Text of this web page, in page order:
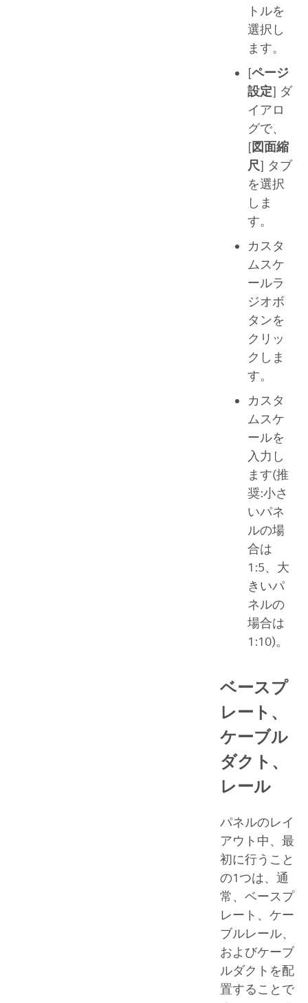
トルを
選択し
ます。
[ページ
設定] ダ
イアロ
グで、
[図面縮
尺] タブ
を選択
しま
す。
カスタ
ムスケ
ールラ
ジオボ
タンを
クリッ
クしま
す。
カスタ
ムスケ
ールを
入力し
ます(推
奨:小さ
いパネ
ルの場
合は
1:5、大
きいパ
ネルの
場合は
1:10)。
ベースプ
レート、
ケーブル
ダクト、
レール
パネルのレイ
アウト中、最
初に行うこと
の1つは、通
常、ベースプ
レート、ケー
ブルレール、
およびケーブ
ルダクトを配
置することで